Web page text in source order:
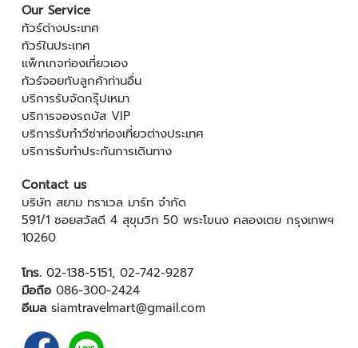
Our Service
ทัวร์ต่างประเทศ
ทัวร์ในประเทศ
แพ็กเกจท่องเที่ยวเอง
ทัวร์จอยกับลูกค้าท่านอื่น
บริการรับจัดกรุ๊ปเหมา
บริการจองรถบัส VIP
บริการรับทำวีซ่าท่องเที่ยวต่างประเทศ
บริการรับทำประกันการเดินทาง
Contact us
บริษัท สยาม ทราเวล มาร์ท จำกัด
591/1 ซอยสวัสดี 4 สุขุมวิท 50 พระโขนง คลองเตย กรุงเทพฯ
10260
โทร. 02-138-5151, 02-742-9287
มือถือ 086-300-2424
อีเมล siamtravelmart@gmail.com